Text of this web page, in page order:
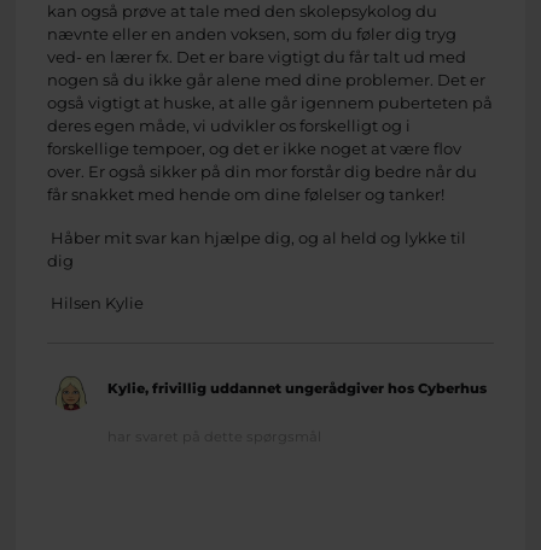
kan også prøve at tale med den skolepsykolog du
nævnte eller en anden voksen, som du føler dig tryg
ved- en lærer fx. Det er bare vigtigt du får talt ud med
nogen så du ikke går alene med dine problemer. Det er
også vigtigt at huske, at alle går igennem puberteten på
deres egen måde, vi udvikler os forskelligt og i
forskellige tempoer, og det er ikke noget at være flov
over. Er også sikker på din mor forstår dig bedre når du
får snakket med hende om dine følelser og tanker!
Håber mit svar kan hjælpe dig, og al held og lykke til
dig
Hilsen Kylie
Kylie, frivillig uddannet ungerådgiver hos Cyberhus
har svaret på dette spørgsmål